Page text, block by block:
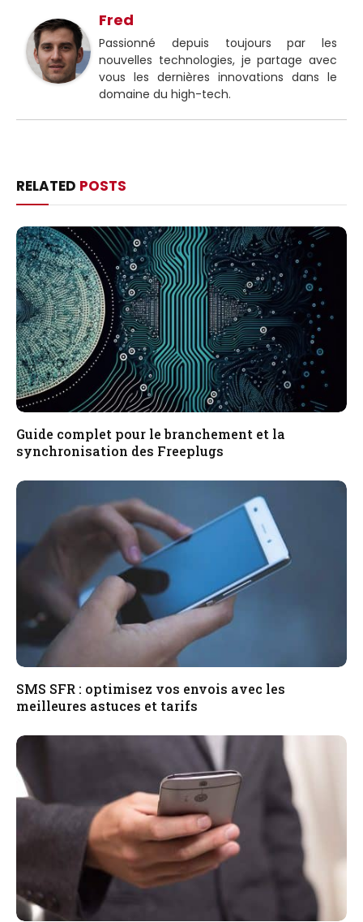
Fred
Passionné depuis toujours par les
nouvelles technologies, je partage avec
vous les dernières innovations dans le
domaine du high-tech.
RELATED POSTS
Guide complet pour le branchement et la
synchronisation des Freeplugs
SMS SFR : optimisez vos envois avec les
meilleures astuces et tarifs